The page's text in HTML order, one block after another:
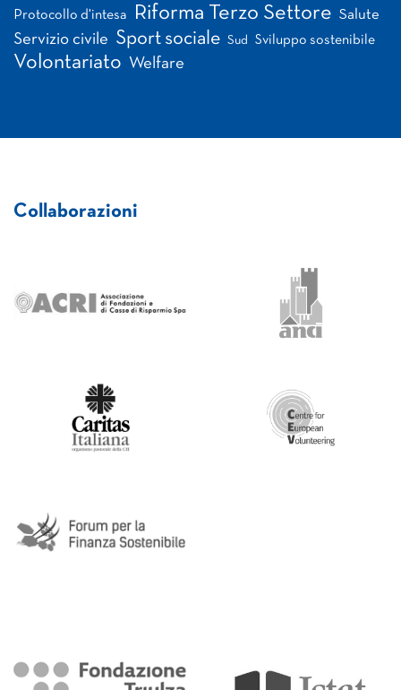
Protocollo d'intesa Riforma Terzo Settore Salute
Servizio civile Sport sociale Sud Sviluppo sostenibile
Volontariato Welfare
Collaborazioni